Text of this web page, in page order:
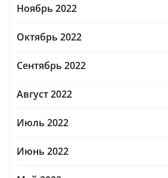
Ноябрь 2022
Октябрь 2022
Сентябрь 2022
Август 2022
Июль 2022
Июнь 2022